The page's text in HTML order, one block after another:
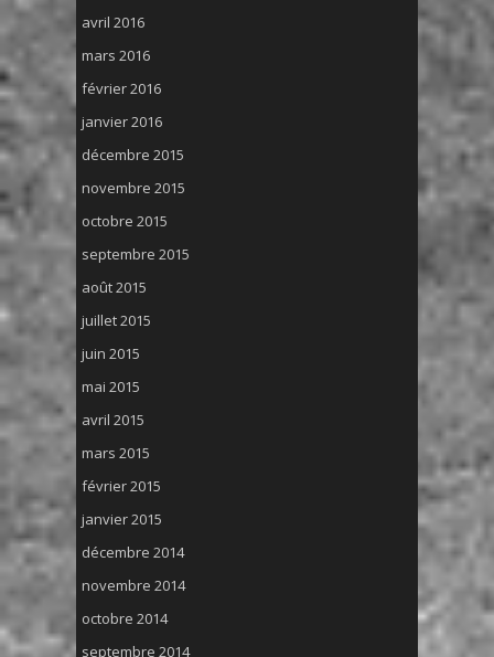
avril 2016
mars 2016
février 2016
janvier 2016
décembre 2015
novembre 2015
octobre 2015
septembre 2015
août 2015
juillet 2015
juin 2015
mai 2015
avril 2015
mars 2015
février 2015
janvier 2015
décembre 2014
novembre 2014
octobre 2014
septembre 2014